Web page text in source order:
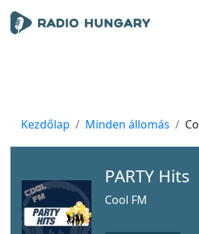
Kezdőlap Minden állomás
PARTY Hits
Cool FM